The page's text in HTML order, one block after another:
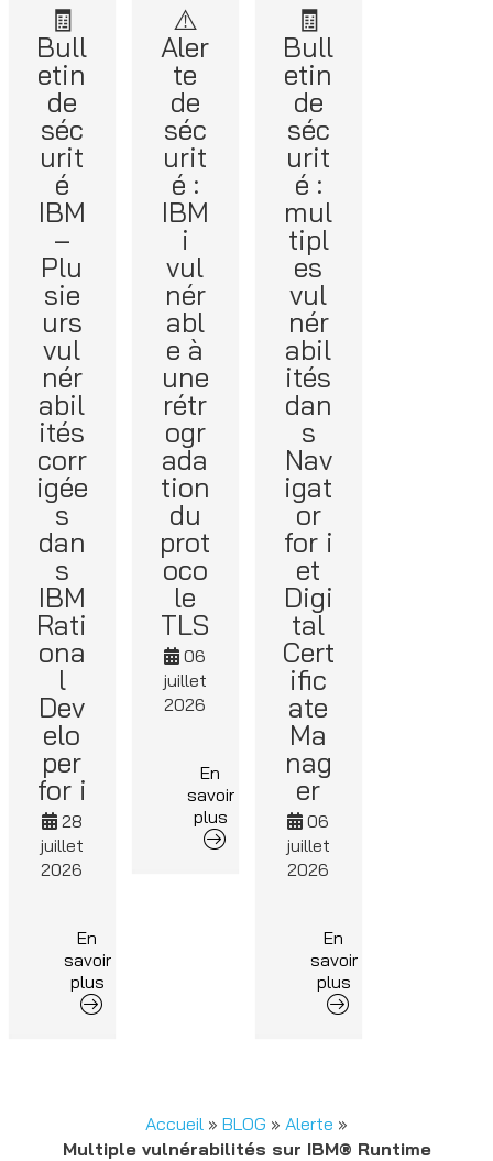
🧾
Bull
etin
de
séc
urit
é
IBM
–
Plu
sie
urs
vul
nér
abil
ités
corr
igée
s
dan
s
IBM
Rati
ona
l
Dev
elo
per
for i
28
juillet
2026
En
savoir
plus
⚠️
Aler
te
de
séc
urit
é :
IBM
i
vul
nér
abl
e à
une
rétr
ogr
ada
tion
du
prot
oco
le
TLS
06
juillet
2026
En
savoir
plus
🧾
Bull
etin
de
séc
urit
é :
mul
tipl
es
vul
nér
abil
ités
dan
s
Nav
igat
or
for i
et
Digi
tal
Cert
ific
ate
Ma
nag
er
06
juillet
2026
En
savoir
plus
Accueil » BLOG » Alerte »
Multiple vulnérabilités sur IBM® Runtime